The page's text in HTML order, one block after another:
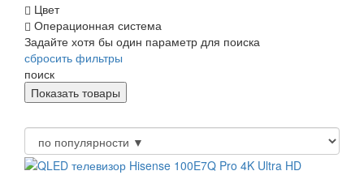
Цвет
Операционная система
Задайте хотя бы один параметр для поиска
сбросить фильтры
поиск